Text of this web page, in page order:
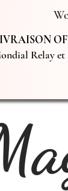
Relay et